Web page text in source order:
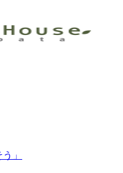
無添加住宅専門モスハウス
」